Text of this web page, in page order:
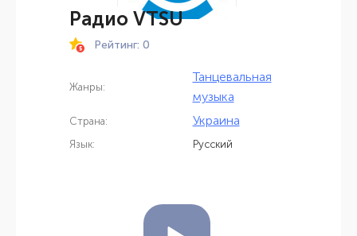
Радио VTSU
Рейтинг: 0
Жанры:
Танцевальная
музыка
Страна: Украина
Язык: Русский